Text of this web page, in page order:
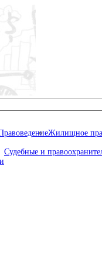
Жилищное
Судебные и